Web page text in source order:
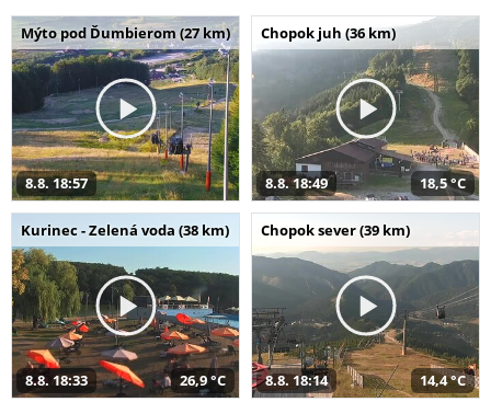
Mýto pod Ďumbierom (27 km)
8.8. 18:57
Chopok juh (36 km)
8.8. 18:49 18,5 °C
Kurinec - Zelená voda (38 km)
8.8. 18:33 26,9 °C
Chopok sever (39 km)
8.8. 18:14 14,4 °C